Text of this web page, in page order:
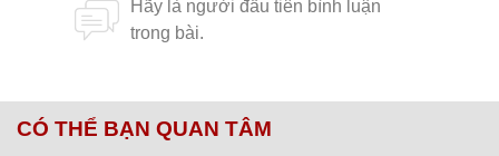
CÓ THỂ BẠN QUAN TÂM